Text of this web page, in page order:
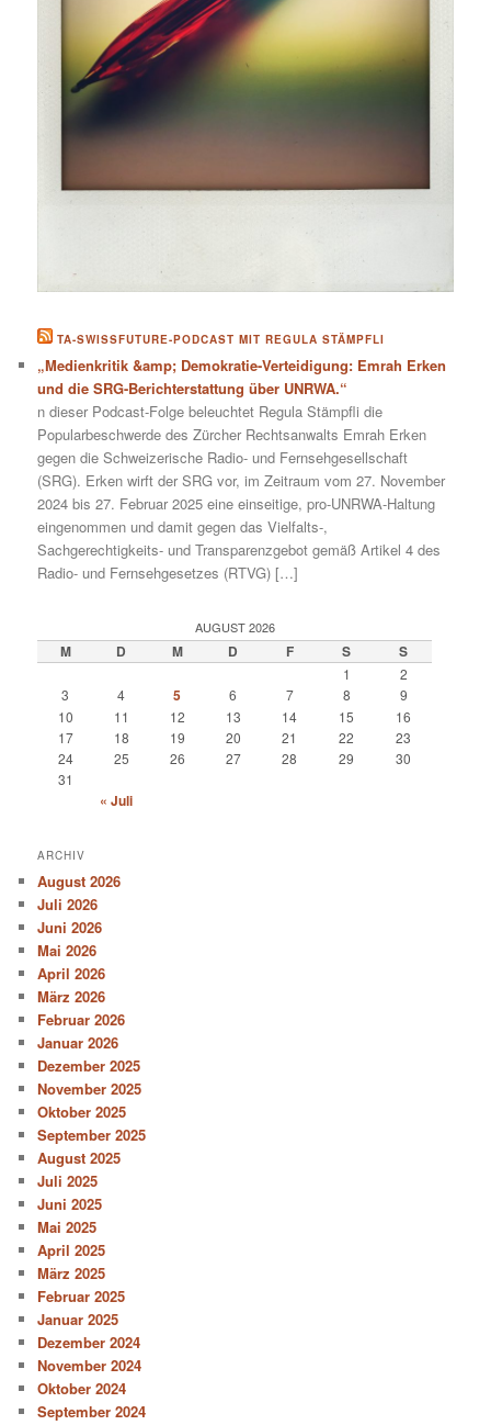
TA-SWISSFUTURE-PODCAST MIT REGULA STÄMPFLI
„Medienkritik &amp; Demokratie-Verteidigung: Emrah Erken
und die SRG-Berichterstattung über UNRWA.“
n dieser Podcast-Folge beleuchtet Regula Stämpfli die
Popularbeschwerde des Zürcher Rechtsanwalts Emrah Erken
gegen die Schweizerische Radio- und Fernsehgesellschaft
(SRG). Erken wirft der SRG vor, im Zeitraum vom 27. November
2024 bis 27. Februar 2025 eine einseitige, pro-UNRWA-Haltung
eingenommen und damit gegen das Vielfalts-,
Sachgerechtigkeits- und Transparenzgebot gemäß Artikel 4 des
Radio- und Fernsehgesetzes (RTVG) […]
AUGUST 2026
M D M D F S S
1
2
3
4 5 6 7 8
9
10
11 12 13 14 15
16
17
18 19 20 21 22
23
24
25 26 27 28 29
30
31
« Juli
ARCHIV
August 2026
Juli 2026
Juni 2026
Mai 2026
April 2026
März 2026
Februar 2026
Januar 2026
Dezember 2025
November 2025
Oktober 2025
September 2025
August 2025
Juli 2025
Juni 2025
Mai 2025
April 2025
März 2025
Februar 2025
Januar 2025
Dezember 2024
November 2024
Oktober 2024
September 2024